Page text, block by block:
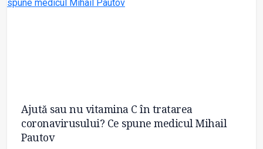
Ajută sau nu vitamina C în tratarea
coronavirusului? Ce spune medicul Mihail
Pautov